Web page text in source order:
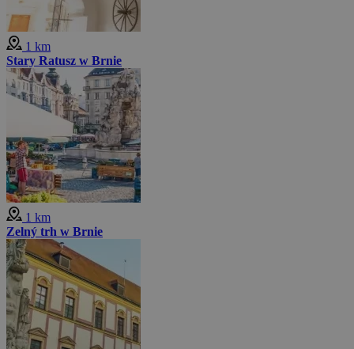
1 km
Stary Ratusz w Brnie
1 km
Zelný trh w Brnie